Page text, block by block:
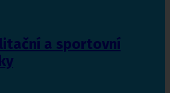
a sportovní